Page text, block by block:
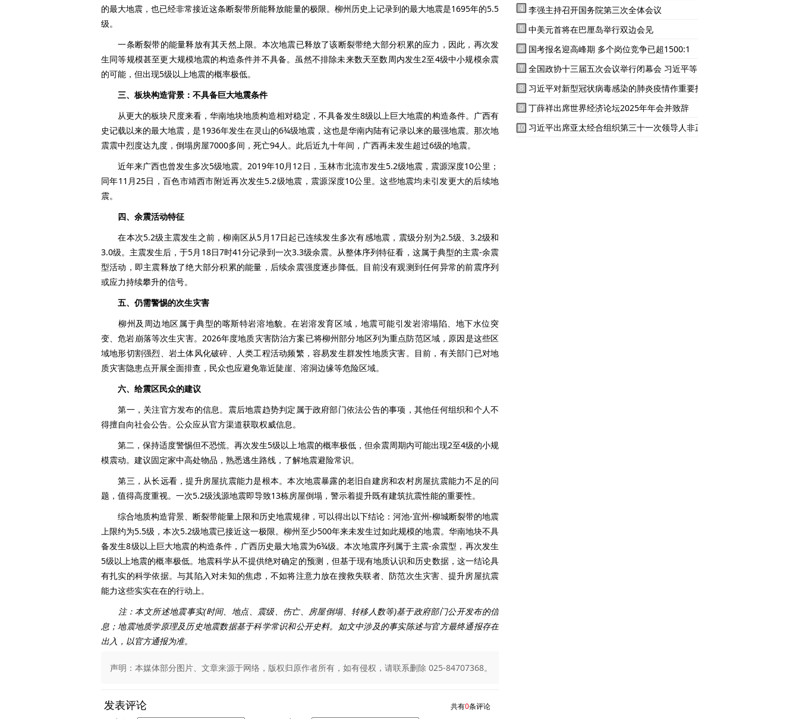
的最大地震，也已经非常接近这条断裂带所能释放能量的极限。柳州历史上记录到的最大地震是1695年的5.5
级。
一条断裂带的能量释放有其天然上限。本次地震已释放了该断裂带绝大部分积累的应力，因此，再次发
生同等规模甚至更大规模地震的构造条件并不具备。虽然不排除未来数天至数周内发生2至4级中小规模余震
的可能，但出现5级以上地震的概率极低。
三、板块构造背景：不具备巨大地震条件
从更大的板块尺度来看，华南地块地质构造相对稳定，不具备发生8级以上巨大地震的构造条件。广西有
史记载以来的最大地震，是1936年发生在灵山的6¾级地震，这也是华南内陆有记录以来的最强地震。那次地
震震中烈度达九度，倒塌房屋7000多间，死亡94人。此后近九十年间，广西再未发生超过6级的地震。
近年来广西也曾发生多次5级地震。2019年10月12日，玉林市北流市发生5.2级地震，震源深度10公里；
同年11月25日，百色市靖西市附近再次发生5.2级地震，震源深度10公里。这些地震均未引发更大的后续地
震。
四、余震活动特征
在本次5.2级主震发生之前，柳南区从5月17日起已连续发生多次有感地震，震级分别为2.5级、3.2级和
3.0级。主震发生后，于5月18日7时41分记录到一次3.3级余震。从整体序列特征看，这属于典型的主震-余震
型活动，即主震释放了绝大部分积累的能量，后续余震强度逐步降低。目前没有观测到任何异常的前震序列
或应力持续攀升的信号。
五、仍需警惕的次生灾害
柳州及周边地区属于典型的喀斯特岩溶地貌。在岩溶发育区域，地震可能引发岩溶塌陷、地下水位突
变、危岩崩落等次生灾害。2026年度地质灾害防治方案已将柳州部分地区列为重点防范区域，原因是这些区
域地形切割强烈、岩土体风化破碎、人类工程活动频繁，容易发生群发性地质灾害。目前，有关部门已对地
质灾害隐患点开展全面排查，民众也应避免靠近陡崖、溶洞边缘等危险区域。
六、给震区民众的建议
第一，关注官方发布的信息。震后地震趋势判定属于政府部门依法公告的事项，其他任何组织和个人不
得擅自向社会公告。公众应从官方渠道获取权威信息。
第二，保持适度警惕但不恐慌。再次发生5级以上地震的概率极低，但余震周期内可能出现2至4级的小规
模震动。建议固定家中高处物品，熟悉逃生路线，了解地震避险常识。
第三，从长远看，提升房屋抗震能力是根本。本次地震暴露的老旧自建房和农村房屋抗震能力不足的问
题，值得高度重视。一次5.2级浅源地震即导致13栋房屋倒塌，警示着提升既有建筑抗震性能的重要性。
综合地质构造背景、断裂带能量上限和历史地震规律，可以得出以下结论：河池-宜州-柳城断裂带的地震
上限约为5.5级，本次5.2级地震已接近这一极限。柳州至少500年来未发生过如此规模的地震。华南地块不具
备发生8级以上巨大地震的构造条件，广西历史最大地震为6¾级。本次地震序列属于主震-余震型，再次发生
5级以上地震的概率极低。地震科学从不提供绝对确定的预测，但基于现有地质认识和历史数据，这一结论具
有扎实的科学依据。与其陷入对未知的焦虑，不如将注意力放在搜救失联者、防范次生灾害、提升房屋抗震
能力这些实实在在的行动上。
注：本文所述地震事实(时间、地点、震级、伤亡、房屋倒塌、转移人数等)基于政府部门公开发布的信
息；地震地质学原理及历史地震数据基于科学常识和公开史料。如文中涉及的事实陈述与官方最终通报存在
出入，以官方通报为准。
声明：本媒体部分图片、文章来源于网络，版权归原作者所有，如有侵权，请联系删除 025-84707368。
发表评论 共有0条评论
李强主持召开国务院第三次全体会议
中美元首将在巴厘岛举行双边会见
国考报名迎高峰期 多个岗位竞争已超1500:1
习近平对新型冠状病毒感染的肺炎疫情作重要指示
丁薛祥出席世界经济论坛2025年年会并致辞